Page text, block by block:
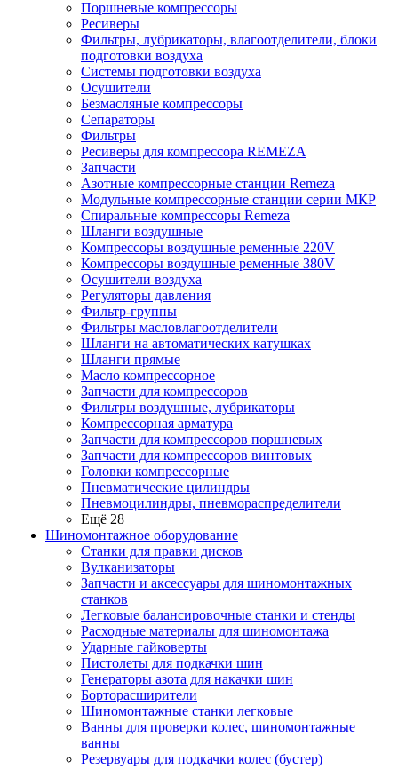
Поршневые компрессоры
Ресиверы
Фильтры, лубрикаторы, влагоотделители, блоки
подготовки воздуха
Системы подготовки воздуха
Осушители
Безмасляные компрессоры
Сепараторы
Фильтры
Ресиверы для компрессора REMEZA
Запчасти
Азотные компрессорные станции Remeza
Модульные компрессорные станции серии МКР
Спиральные компрессоры Remeza
Шланги воздушные
Компрессоры воздушные ременные 220V
Компрессоры воздушные ременные 380V
Осушители воздуха
Регуляторы давления
Фильтр-группы
Фильтры масловлагоотделители
Шланги на автоматических катушках
Шланги прямые
Масло компрессорное
Запчасти для компрессоров
Фильтры воздушные, лубрикаторы
Компрессорная арматура
Запчасти для компрессоров поршневых
Запчасти для компрессоров винтовых
Головки компрессорные
Пневматические цилиндры
Пневмоцилиндры, пневмораспределители
Ещё 28
Шиномонтажное оборудование
Станки для правки дисков
Вулканизаторы
Запчасти и аксессуары для шиномонтажных
станков
Легковые балансировочные станки и стенды
Расходные материалы для шиномонтажа
Ударные гайковерты
Пистолеты для подкачки шин
Генераторы азота для накачки шин
Борторасширители
Шиномонтажные станки легковые
Ванны для проверки колес, шиномонтажные
ванны
Резервуары для подкачки колес (бустер)